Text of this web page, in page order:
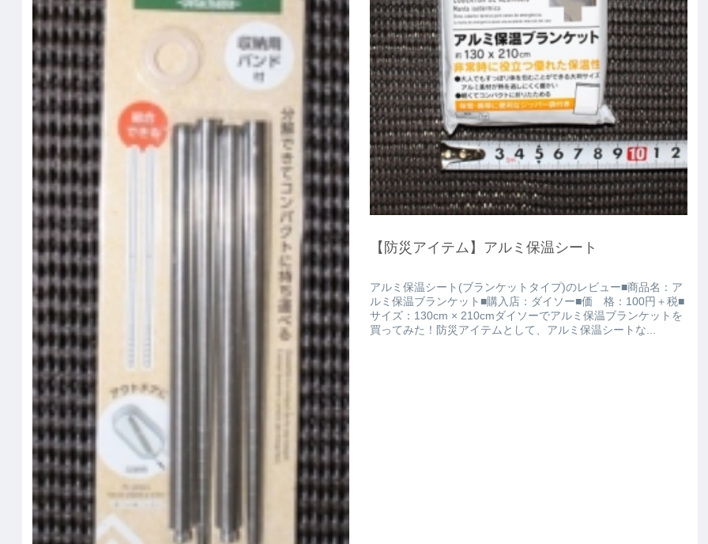
【防災アイテム】アルミ保温シート
アルミ保温シート(ブランケットタイプ)のレビュー■商品名：ア
ルミ保温ブランケット■購入店：ダイソー■価 格：100円＋税■
サイズ：130cm × 210cmダイソーでアルミ保温ブランケットを
買ってみた！防災アイテムとして、アルミ保温シートな...